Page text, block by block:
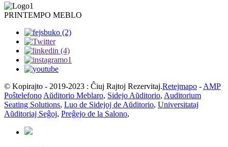
PRINTEMPO MEBLO
© Kopirajto - 2019-2023 : Ĉiuj Rajtoj Rezervitaj.Retejmapo - AMP
Poŝtelefono Aŭditorio Meblaro, Sidejo Aŭditorio, Auditorium
Seating Solutions, Luo de Sidejoj de Aŭditorio, Universitataj
Aŭditoriaj Seĝoj, Preĝejo de la Salono,